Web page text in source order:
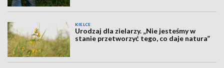
KIELCE
Urodzaj dla zielarzy. „Nie jesteśmy w
stanie przetworzyć tego, co daje natura”